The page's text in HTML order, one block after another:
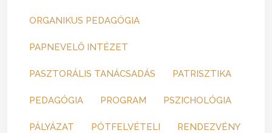
ORGANIKUS PEDAGÓGIA
PAPNEVELŐ INTÉZET
PASZTORÁLIS TANÁCSADÁS PATRISZTIKA
PEDAGÓGIA PROGRAM PSZICHOLÓGIA
PÁLYÁZAT PÓTFELVÉTELI RENDEZVÉNY